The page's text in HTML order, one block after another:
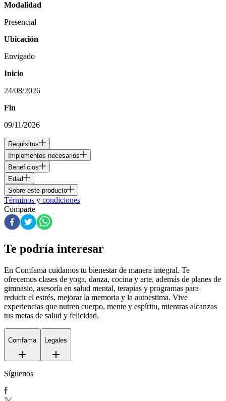
Modalidad
Presencial
Ubicación
Envigado
Inicio
24/08/2026
Fin
09/11/2026
Requisitos
Implementos necesarios
Beneficios
Edad
Sobre este producto
Términos y condiciones
Comparte
Te podría interesar
En Comfama cuidamos tu bienestar de manera integral. Te
ofrecemos clases de yoga, danza, cocina y arte, además de planes de
gimnasio, asesoría en salud mental, terapias y programas para
reducir el estrés, mejorar la memoria y la autoestima. Vive
experiencias que nutren cuerpo, mente y espíritu, mientras alcanzas
tus metas de salud y felicidad.
Comfama Legales
Síguenos